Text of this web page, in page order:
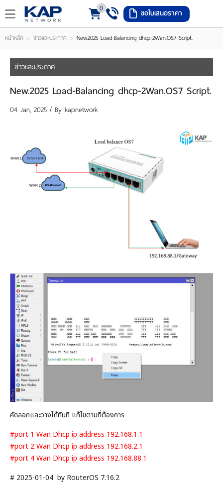
LOGIN
REGISTER
(
0
)
เมนู
ประกัน
คลัง
ความ
รู้
สมัคร
ตัวแทน
บริการ
คอร์ส
อบรม
ติดต่อ
เรา
0 ขอใบเสนอราคา
หน้าหลัก > ข่าวและประกาศ > New.2025 Load-Balancing dhcp-2Wan.OS7 Script.
ข่าวและประกาศ
New.2025 Load-Balancing dhcp-2Wan.OS7 Script.
04 Jan, 2025 / By kapnetwork
คัดลอกและวางได้ทันที แก้ไขตามที่ต้องการ
#port 1 Wan Dhcp ip address 192.168.1.1
#port 2 Wan Dhcp ip address 192.168.2.1
#port 4 Wan Dhcp ip address 192.168.88.1
# 2025-01-04 by RouterOS 7.16.2